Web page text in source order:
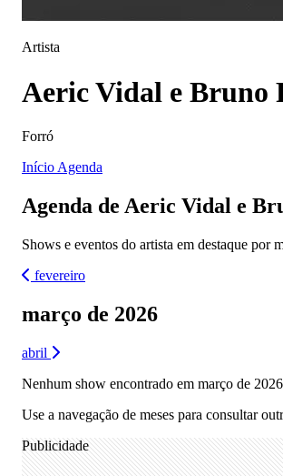
Artista
Aeric Vidal e Bruno
Forró
Início Agenda
Agenda de Aeric Vidal e
Shows e eventos do artista em destaque por
fevereiro
março de 2026
abril
Nenhum show encontrado em março de
Use a navegação de meses para consultar
Publicidade